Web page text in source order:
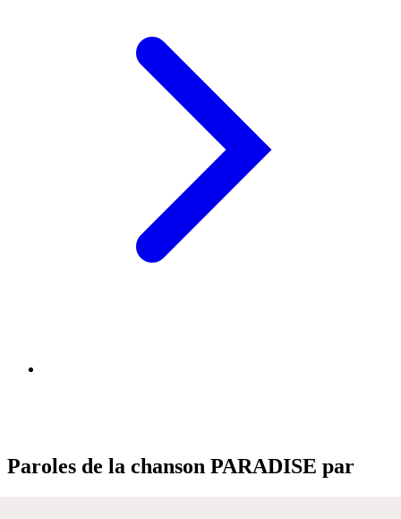
Paroles de la chanson PARADISE par